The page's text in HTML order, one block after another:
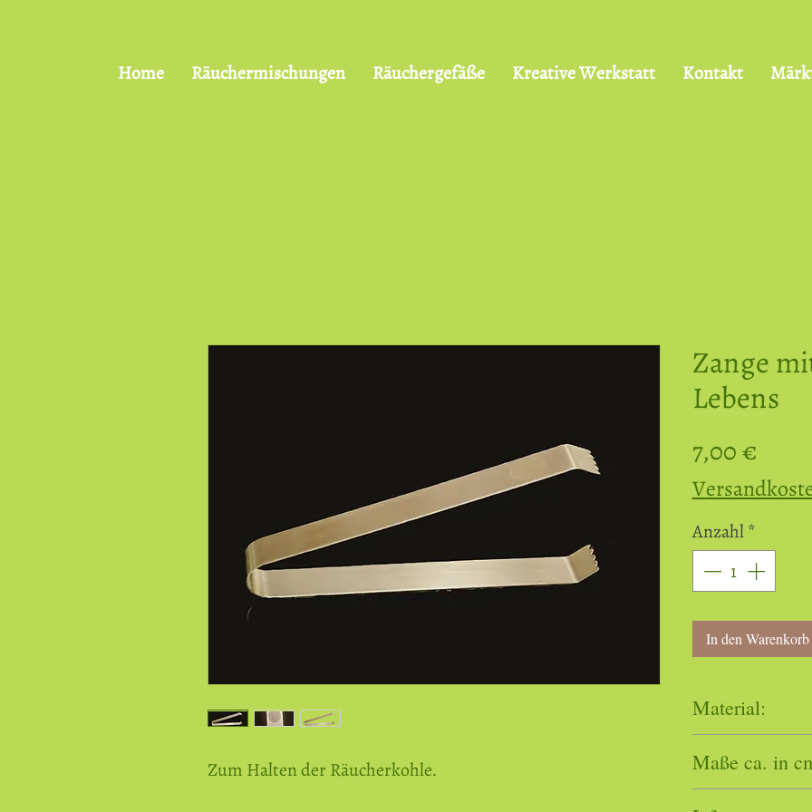
Home Räuchermischungen Räuchergefäße Kreative Werkstatt Kontakt
Zum Halten der Räucherkohle.
Zange
Lebens
7,00 €Preis
Anzahl *
In den Warenkorb
Material:
Maße ca. in